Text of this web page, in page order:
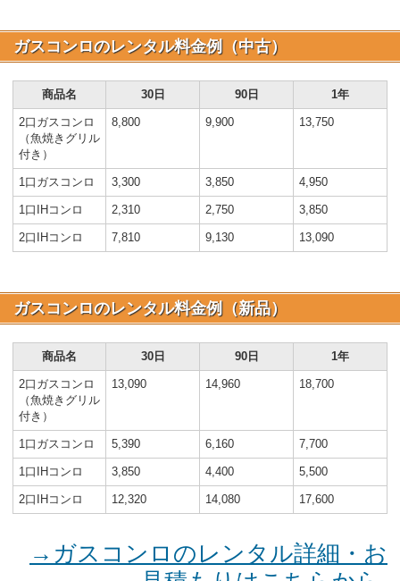
ガスコンロのレンタル料金例（中古）
商品名 30日 90日 1年
2口ガスコンロ
（魚焼きグリル
付き）
8,800 9,900 13,750
1口ガスコンロ 3,300 3,850 4,950
1口IHコンロ 2,310 2,750 3,850
2口IHコンロ 7,810 9,130 13,090
ガスコンロのレンタル料金例（新品）
商品名 30日 90日 1年
2口ガスコンロ
（魚焼きグリル
付き）
13,090 14,960 18,700
1口ガスコンロ 5,390 6,160 7,700
1口IHコンロ 3,850 4,400 5,500
2口IHコンロ 12,320 14,080 17,600
→ガスコンロのレンタル詳細・お